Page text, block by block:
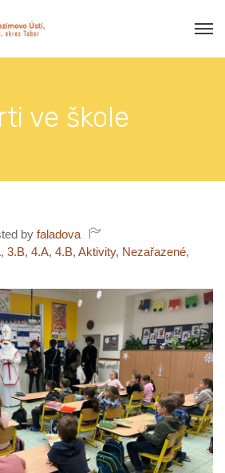
ve škole
by faladova
, 3.B, 4.A, 4.B, Aktivity, Nezařazené,